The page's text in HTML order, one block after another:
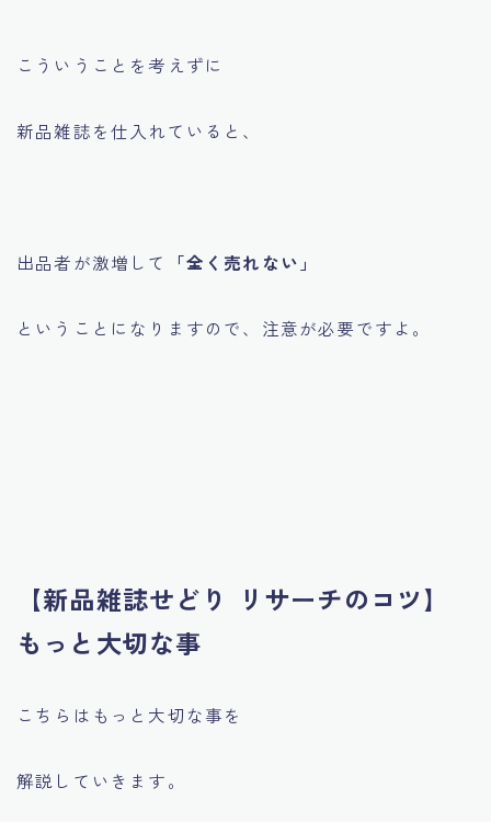
こういうことを考えずに
新品雑誌を仕入れていると、
出品者が激増して 「全く売れない」
ということになりますので、注意が必要ですよ。
【新品雑誌せどり リサーチのコツ】
もっと大切な事
こちらはもっと大切な事を
解説していきます。